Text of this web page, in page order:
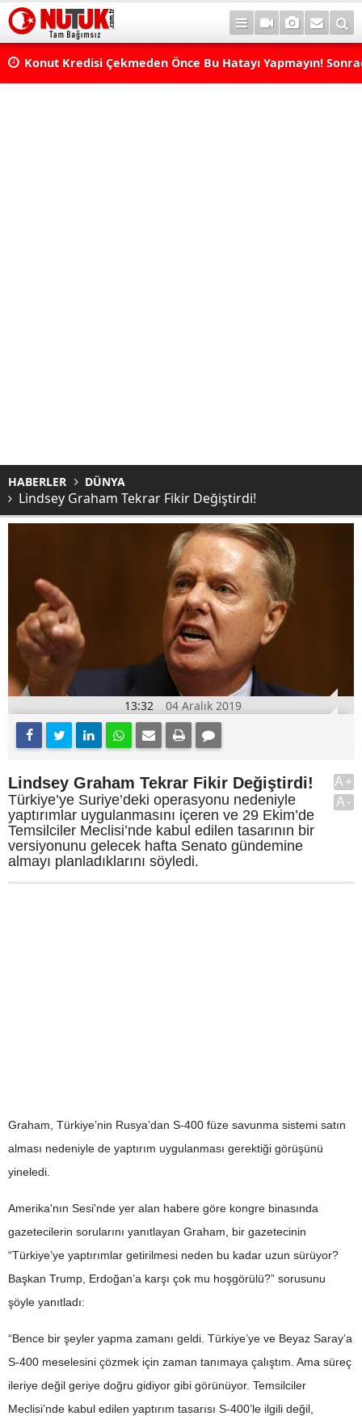
Konut Kredisi Çekmeden Önce Bu Hatayı Yapmayın!
HABERLER DÜNYA
Lindsey Graham Tekrar Fikir Değiştirdi!
13:32 04 Aralık 2019
Lindsey Graham Tekrar Fikir Değiştirdi!
Türkiye’ye Suriye’deki operasyonu nedeniyle
yaptırımlar uygulanmasını içeren ve 29 Ekim’de
Temsilciler Meclisi’nde kabul edilen tasarının bir
versiyonunu gelecek hafta Senato gündemine
almayı planladıklarını söyledi.
A+
A-
Graham, Türkiye’nin Rusya’dan S-400 füze savunma sistemi satın
alması nedeniyle de yaptırım uygulanması gerektiği görüşünü
yineledi.
Amerika'nın Sesi'nde yer alan habere göre kongre binasında
gazetecilerin sorularını yanıtlayan Graham, bir gazetecinin
“Türkiye’ye yaptırımlar getirilmesi neden bu kadar uzun sürüyor?
Başkan Trump, Erdoğan’a karşı çok mu hoşgörülü?” sorusunu
şöyle yanıtladı:
“Bence bir şeyler yapma zamanı geldi. Türkiye’ye ve Beyaz Saray’a
S-400 meselesini çözmek için zaman tanımaya çalıştım. Ama süreç
ileriye değil geriye doğru gidiyor gibi görünüyor. Temsilciler
Meclisi’nde kabul edilen yaptırım tasarısı S-400’le ilgili değil,